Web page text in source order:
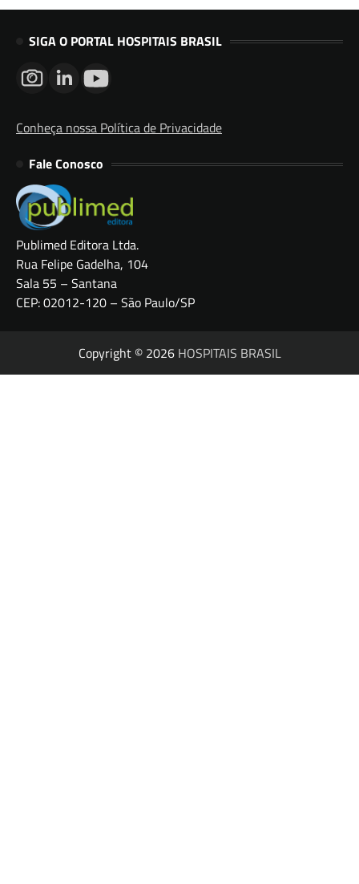
SIGA O PORTAL HOSPITAIS BRASIL
Conheça nossa Política de Privacidade
Fale Conosco
Publimed Editora Ltda.
Rua Felipe Gadelha, 104
Sala 55 – Santana
CEP: 02012-120 – São Paulo/SP
Copyright © 2026 HOSPITAIS BRASIL